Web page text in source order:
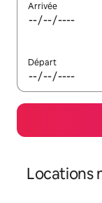
Arrivée
Départ
Locations